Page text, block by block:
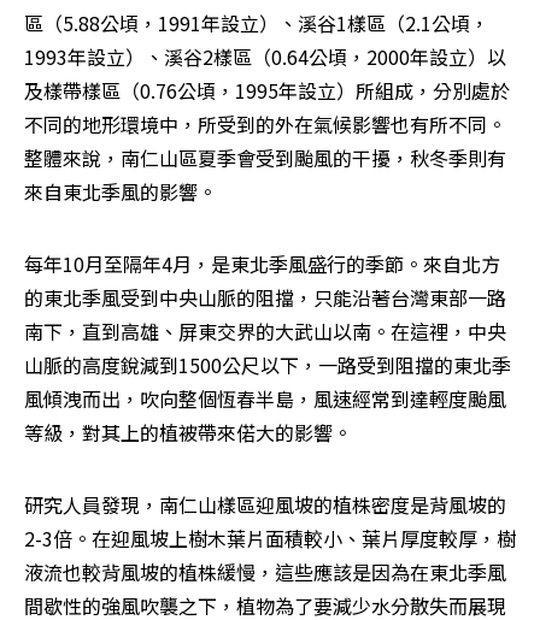
區（5.88公頃，1991年設立）、溪谷1樣區（2.1公頃，
1993年設立）、溪谷2樣區（0.64公頃，2000年設立）以
及樣帶樣區（0.76公頃，1995年設立）所組成，分別處於
不同的地形環境中，所受到的外在氣候影響也有所不同。
整體來說，南仁山區夏季會受到颱風的干擾，秋冬季則有
來自東北季風的影響。
每年10月至隔年4月，是東北季風盛行的季節。來自北方
的東北季風受到中央山脈的阻擋，只能沿著台灣東部一路
南下，直到高雄、屏東交界的大武山以南。在這裡，中央
山脈的高度銳減到1500公尺以下，一路受到阻擋的東北季
風傾洩而出，吹向整個恆春半島，風速經常到達輕度颱風
等級，對其上的植被帶來偌大的影響。
研究人員發現，南仁山樣區迎風坡的植株密度是背風坡的
2-3倍。在迎風坡上樹木葉片面積較小、葉片厚度較厚，樹
液流也較背風坡的植株緩慢，這些應該是因為在東北季風
間歇性的強風吹襲之下，植物為了要減少水分散失而展現